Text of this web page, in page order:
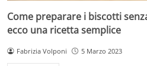
Come preparare i biscotti
ecco una ricetta semplice
Fabrizia Volponi 5 Marzo 2023